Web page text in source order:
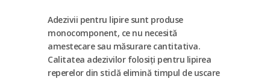
Adezivii pentru lipire sunt produse
monocomponent, ce nu necesită
amestecare sau măsurare cantitativa.
Calitatea adezivilor folosiți pentru lipirea
reperelor din sticlă elimină timpul de uscare